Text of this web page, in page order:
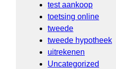
test aankoop
toetsing online
tweede
tweede hypotheek
uitrekenen
Uncategorized